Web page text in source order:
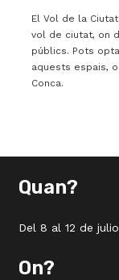
El Vol de la
vol de ciutat, on
públics. Pots
aquests espais,
Conca.
Quan?
Del 8 al 12 de
On?